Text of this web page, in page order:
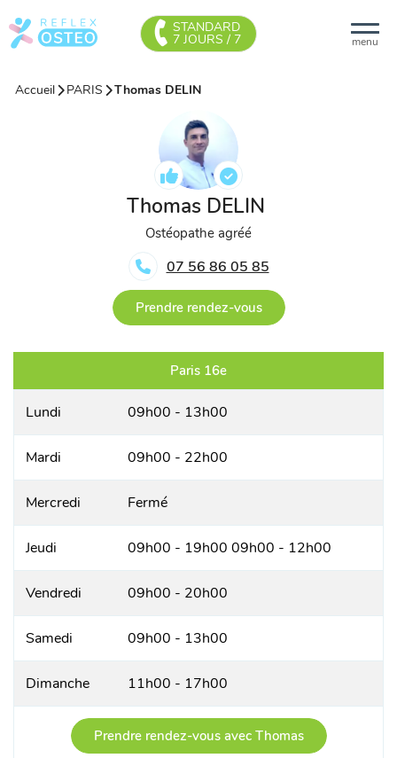
menu
STANDARD
7 JOURS / 7
Accueil PARIS Thomas DELIN
Thomas DELIN
Ostéopathe agréé
07 56 86 05 85
Prendre rendez-vous
Paris 16e
Lundi 09h00 - 13h00
Mardi 09h00 - 22h00
Mercredi Fermé
Jeudi 09h00 - 19h00 09h00 - 12h00
Vendredi 09h00 - 20h00
Samedi 09h00 - 13h00
Dimanche 11h00 - 17h00
Prendre rendez-vous avec Thomas